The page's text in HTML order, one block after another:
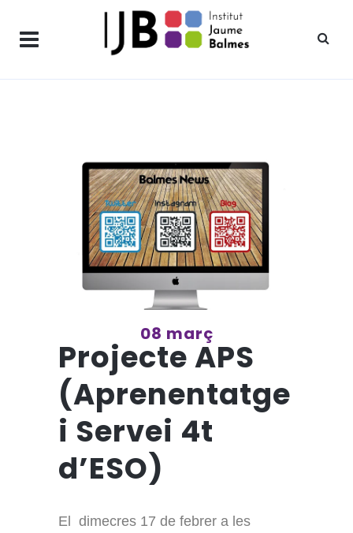
08 març
Projecte APS
(Aprenentatge
i Servei 4t
d’ESO)
El dimecres 17 de febrer a les